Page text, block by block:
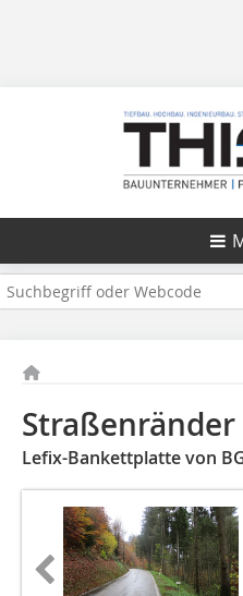
Lefix-Bankettplatte von